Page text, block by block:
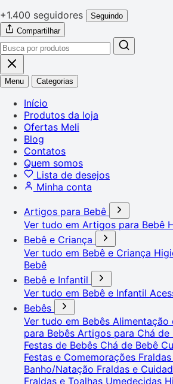
+1.400 seguidores
Seguindo
Compartilhar
Menu Categorias
Início
Produtos da loja
Ofertas Meli
Blog
Contatos
Quem somos
Lista de desejos
Minha conta
Artigos para Bebê
Ver tudo em Artigos para Bebê
Bebê e Criança
Ver tudo em Bebê e Criança
Bebê
Bebê e Infantil
Ver tudo em Bebê e Infantil
Bebês
Ver tudo em Bebês Alimentação
para Bebês Artigos para Chá de
Festas de Bebês Chá de Bebê
Festas e Comemorações Fraldas
Banho/Natação Fraldas e
Fraldas e Toalhas Umedecidas